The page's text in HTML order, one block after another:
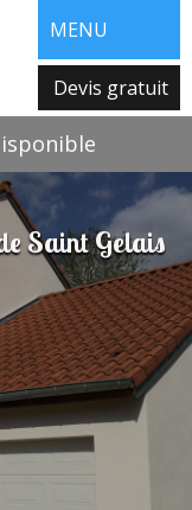
MENU
Devis gratuit
Saint Gelais